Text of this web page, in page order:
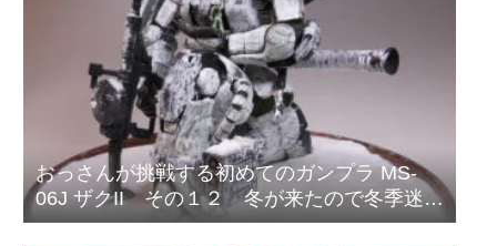
おっさんが挑戦する初めてのガンプラ MS-
06J ザクII その１２ 冬が来たので冬季迷彩
塗装をはじめました。